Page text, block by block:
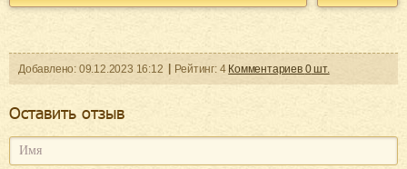
Добавленo: 09.12.2023 16:12 Рейтинг: 4 Комментариев 0шт.
Оcтавить отзыв